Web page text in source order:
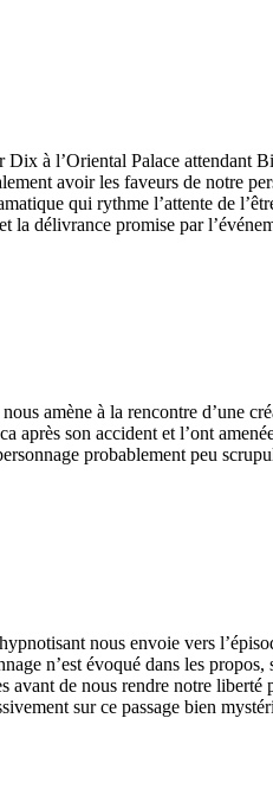
Dix à l’Oriental Palace attendant
avoir les faveurs de notre
qui rythme l’attente de
la délivrance promise par
amène à la rencontre d’une
après son accident et l’ont
probablement peu
nous envoie vers
n’est évoqué dans les
avant de nous rendre notre
sur ce passage bien